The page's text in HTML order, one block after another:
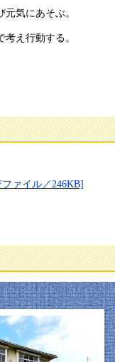
気にあそぶ。
え行動する。
ァイル／246KB]